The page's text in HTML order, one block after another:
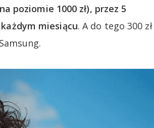
poziomie 1000 zł), przez 5
miesiącu. A do tego 300 zł